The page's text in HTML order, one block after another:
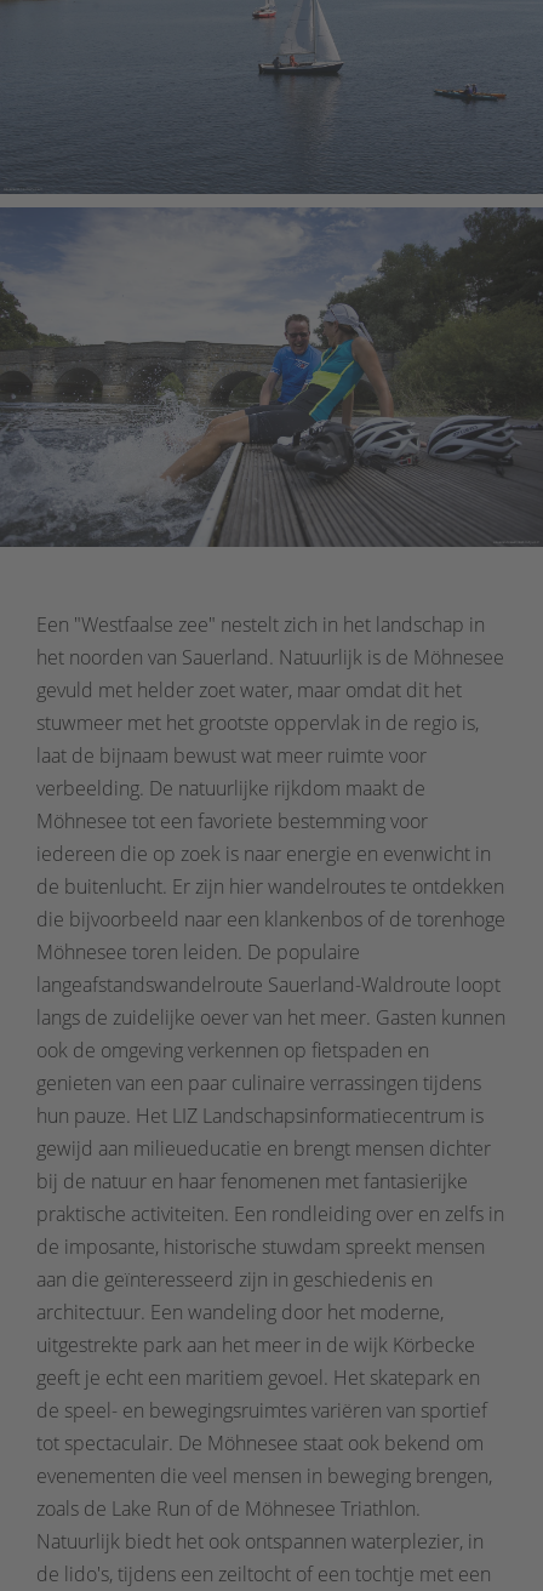
Een "Westfaalse zee" nestelt zich in het landschap in
het noorden van Sauerland. Natuurlijk is de Möhnesee
gevuld met helder zoet water, maar omdat dit het
stuwmeer met het grootste oppervlak in de regio is,
laat de bijnaam bewust wat meer ruimte voor
verbeelding. De natuurlijke rijkdom maakt de
Möhnesee tot een favoriete bestemming voor
iedereen die op zoek is naar energie en evenwicht in
de buitenlucht. Er zijn hier wandelroutes te ontdekken
die bijvoorbeeld naar een klankenbos of de torenhoge
Möhnesee toren leiden. De populaire
langeafstandswandelroute Sauerland-Waldroute loopt
langs de zuidelijke oever van het meer. Gasten kunnen
ook de omgeving verkennen op fietspaden en
genieten van een paar culinaire verrassingen tijdens
hun pauze. Het LIZ Landschapsinformatiecentrum is
gewijd aan milieueducatie en brengt mensen dichter
bij de natuur en haar fenomenen met fantasierijke
praktische activiteiten. Een rondleiding over en zelfs in
de imposante, historische stuwdam spreekt mensen
aan die geïnteresseerd zijn in geschiedenis en
architectuur. Een wandeling door het moderne,
uitgestrekte park aan het meer in de wijk Körbecke
geeft je echt een maritiem gevoel. Het skatepark en
de speel- en bewegingsruimtes variëren van sportief
tot spectaculair. De Möhnesee staat ook bekend om
evenementen die veel mensen in beweging brengen,
zoals de Lake Run of de Möhnesee Triathlon.
Natuurlijk biedt het ook ontspannen waterplezier, in
de lido's, tijdens een zeiltocht of een tochtje met een